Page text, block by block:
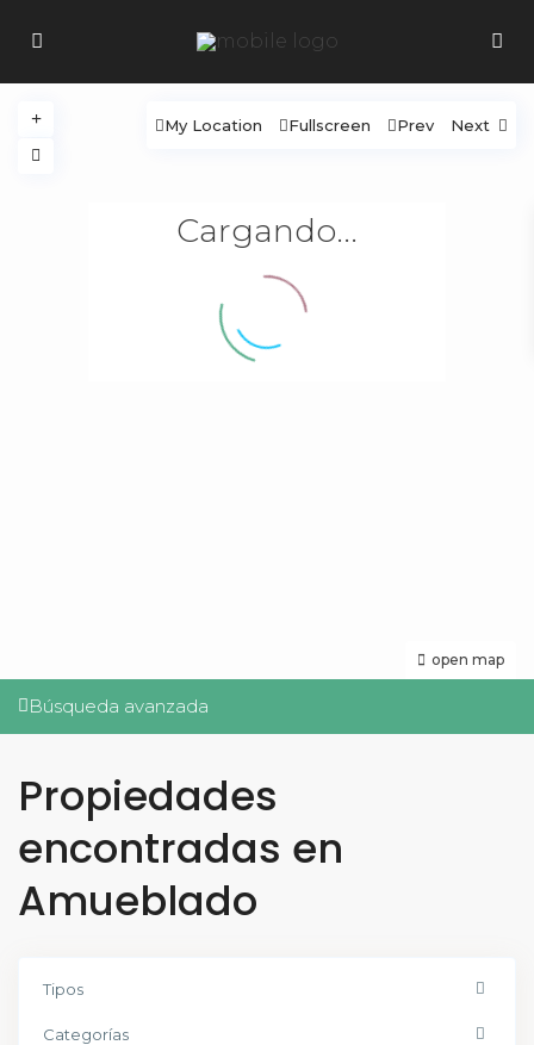
Cargando...
open map
My Location Fullscreen Prev Next
Búsqueda avanzada
Propiedades
encontradas en
Amueblado
Tipos
Categorías